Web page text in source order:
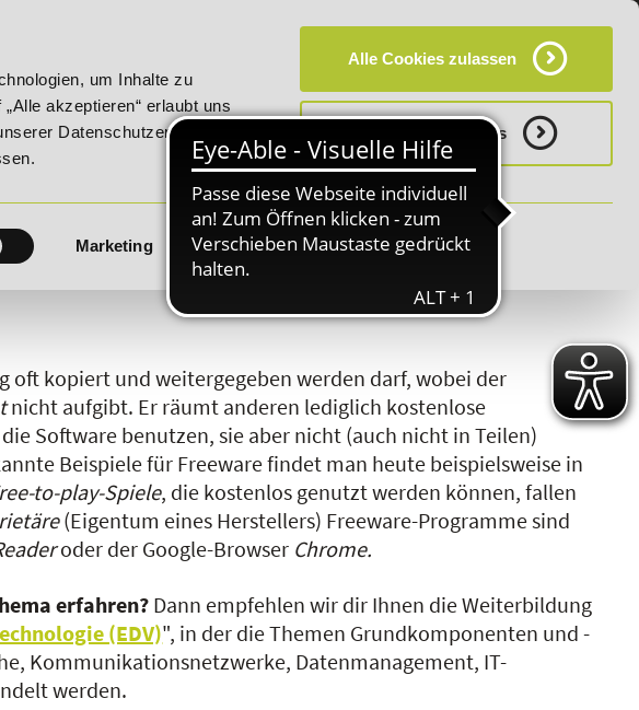
um Inhalte zu
akzeptieren“ erlaubt uns
Datenschutzerklärung.
Marketing Details zeigen
Alle Cookies zulassen
Notwenige Cookies
HÄUFIG GESTELLTE FRAGEN (FAQ) CAMPUS
20% Rabatt bis 03.09.2026 - Bildungsroute! 20% Rabatt
P S T
oft kopiert und weitergegeben werden darf, wobei der
nicht aufgibt. Er räumt anderen lediglich kostenlose
Software benutzen, sie aber nicht (auch nicht in Teilen)
Beispiele für Freeware findet man heute beispielsweise in
to-play-Spiele, die kostenlos genutzt werden können, fallen
(Eigentum eines Herstellers) Freeware-Programme sind
oder der Google-Browser Chrome.
erfahren? Dann empfehlen wir dir Ihnen die Weiterbildung
(EDV)", in der die Themen Grundkomponenten und -
Kommunikationsnetzwerke, Datenmanagement, IT-
werden.